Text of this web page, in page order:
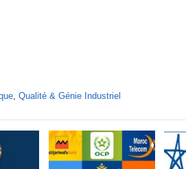
, Qualité & Génie Industriel